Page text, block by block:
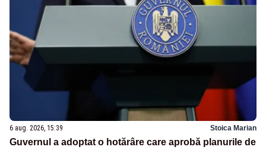
6 aug. 2026, 15:39 Stoica Marian
Guvernul a adoptat o hotărâre care aprobă planurile de